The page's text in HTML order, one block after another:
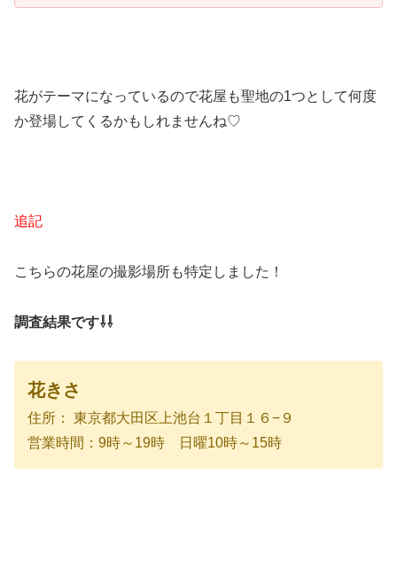
花がテーマになっているので花屋も聖地の1つとして何度
か登場してくるかもしれませんね♡
追記
こちらの花屋の撮影場所も特定しました！
調査結果です⇩⇩
花きさ
住所： 東京都大田区上池台１丁目１６−９
営業時間：9時～19時 日曜10時～15時